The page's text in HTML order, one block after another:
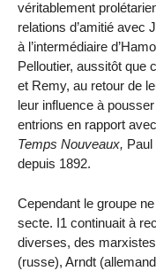
véritablement
relations d’amitié avec
à l’intermédiaire
Pelloutier, aussitôt que
et Remy, au retour de
leur influence à
entrions en rapport
Temps Nouveaux,
depuis 1892.
Cependant le groupe
secte. I1 continuait à
diverses, des
(russe), Arndt